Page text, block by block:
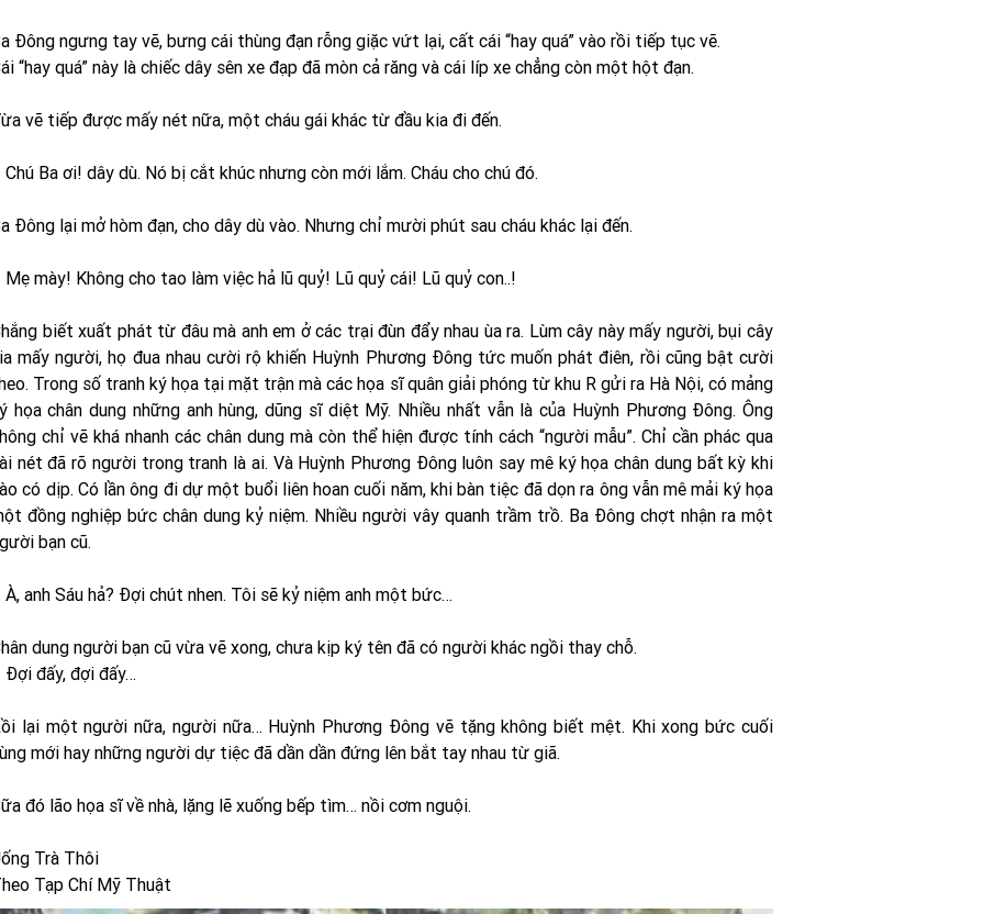
Đông ngưng tay vẽ, bưng cái thùng đạn rỗng giặc vứt lại, cất cái “hay quá” vào rồi tiếp tục vẽ.
“hay quá” này là chiếc dây sên xe đạp đã mòn cả răng và cái líp xe chẳng còn một hột đạn.
vẽ tiếp được mấy nét nữa, một cháu gái khác từ đầu kia đi đến.
Chú Ba ơi! dây dù. Nó bị cắt khúc nhưng còn mới lắm. Cháu cho chú đó.
Đông lại mở hòm đạn, cho dây dù vào. Nhưng chỉ mười phút sau cháu khác lại đến.
Mẹ mày! Không cho tao làm việc hả lũ quỷ! Lũ quỷ cái! Lũ quỷ con..!
biết xuất phát từ đâu mà anh em ở các trại đùn đẩy nhau ùa ra. Lùm cây này mấy người, bụi cây
mấy người, họ đua nhau cười rộ khiến Huỳnh Phương Đông tức muốn phát điên, rồi cũng bật cười
Trong số tranh ký họa tại mặt trận mà các họa sĩ quân giải phóng từ khu R gửi ra Hà Nội, có mảng
họa chân dung những anh hùng, dũng sĩ diệt Mỹ. Nhiều nhất vẫn là của Huỳnh Phương Đông. Ông
chỉ vẽ khá nhanh các chân dung mà còn thể hiện được tính cách “người mẫu”. Chỉ cần phác qua
nét đã rõ người trong tranh là ai. Và Huỳnh Phương Đông luôn say mê ký họa chân dung bất kỳ khi
có dịp. Có lần ông đi dự một buổi liên hoan cuối năm, khi bàn tiệc đã dọn ra ông vẫn mê mải ký họa
đồng nghiệp bức chân dung kỷ niệm. Nhiều người vây quanh trầm trồ. Ba Đông chợt nhận ra một
bạn cũ.
À, anh Sáu hả? Đợi chút nhen. Tôi sẽ kỷ niệm anh một bức…
dung người bạn cũ vừa vẽ xong, chưa kịp ký tên đã có người khác ngồi thay chỗ.
Đợi đấy, đợi đấy…
lại một người nữa, người nữa… Huỳnh Phương Đông vẽ tặng không biết mệt. Khi xong bức cuối
mới hay những người dự tiệc đã dần dần đứng lên bắt tay nhau từ giã.
đó lão họa sĩ về nhà, lặng lẽ xuống bếp tìm… nồi cơm nguội.
Trà Thôi
Tạp Chí Mỹ Thuật